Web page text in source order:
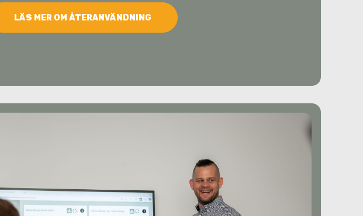
LÄS MER OM ÅTERANVÄNDNING